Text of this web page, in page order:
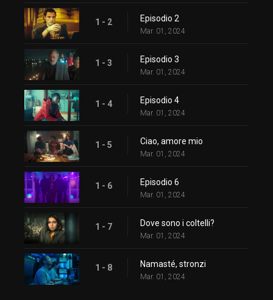
1 - 2 Episodio 2
Mar. 01, 2024
1 - 3 Episodio 3
Mar. 01, 2024
1 - 4 Episodio 4
Mar. 01, 2024
1 - 5 Ciao, amore mio
Mar. 01, 2024
1 - 6 Episodio 6
Mar. 01, 2024
1 - 7 Dove sono i coltelli?
Mar. 01, 2024
1 - 8 Namasté, stronzi
Mar. 01, 2024